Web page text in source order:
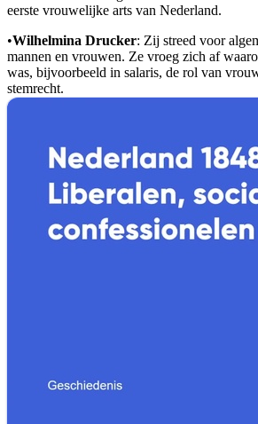
eerste vrouwelijke arts van Nederland.
•Wilhelmina Drucker: Zij streed voor
mannen en vrouwen. Ze vroeg zich af
was, bijvoorbeeld in salaris, de rol van
stemrecht.